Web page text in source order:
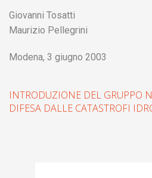
Giovanni Tosatti
Maurizio Pellegrini
Modena, 3 giugno 2003
INTRODUZIONE DEL GRUPPO
DIFESA DALLE CATASTROFI